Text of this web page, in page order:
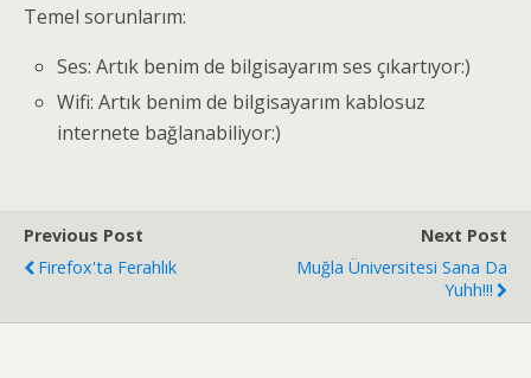
Temel sorunlarım:
Ses: Artık benim de bilgisayarım ses çıkartıyor:)
Wifi: Artık benim de bilgisayarım kablosuz
internete bağlanabiliyor:)
Previous Post
Firefox'ta Ferahlık
Next Post
Muğla Üniversitesi Sana Da
Yuhh!!!